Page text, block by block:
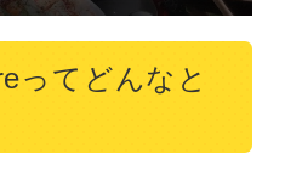
ってどんなと